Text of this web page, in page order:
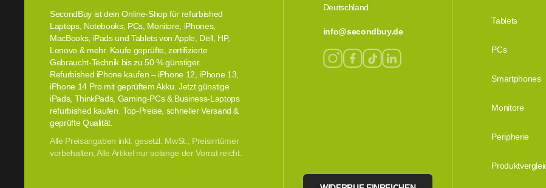
SecondBuy ist dein Online-Shop für refurbished
Laptops, Notebooks, PCs, Monitore, iPhones,
MacBooks, iPads und Tablets von Apple, Dell, HP,
Lenovo & mehr. Kaufe geprüfte, zertifizierte
Gebraucht-Technik bis zu 50 % günstiger.
Refurbished iPhone kaufen – iPhone 12, iPhone 13,
iPhone 14 Pro mit geprüftem Akku. Jetzt günstige
iPads, ThinkPads, Gaming-PCs & Business-Laptops
refurbished kaufen. Top-Preise, schneller Versand &
geprüfte Qualität.
Alle Preisangaben inkl. gesetzl. MwSt.; Preisirrtümer
vorbehalten; Alle Artikel nur solange der Vorrat reicht.
Deutschland
info@secondbuy.de
Tablets
PCs
Smartphones
Monitore
Peripherie